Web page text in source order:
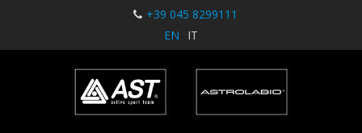
+39 045 8299111
EN
IT